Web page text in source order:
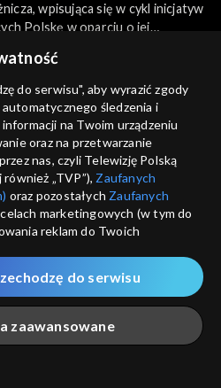
wpisująca się w cykl inicjatyw
Polskę w oparciu o jej
i najciekawsze
wędrując nie tylko szlakiem
ale docierając również
dla Ciebie
do serwisu", aby wyrazić zgody
śledzenia i
na Twoim urządzeniu
oraz na przetwarzanie
nas, czyli Telewizję Polską
„TVP”), Zaufanych
oraz pozostałych Zaufanych
marketingowych (w tym do
reklam do Twoich
zgody na udostępnianie
do Google.
podczas odwiedzania przez
serwisówzwanych dalej
zapisywane za pomocą
zaawansowane
do serwisu